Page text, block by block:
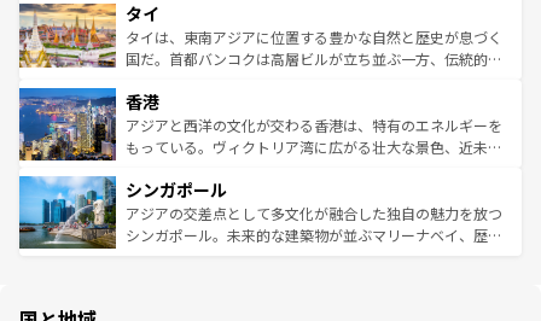
リティに包まれながら、韓国の多彩な魅力を心ゆくまで味
わってみてほしい。 なお、新着の韓国情報はコンテンツ一
覧を参照してほしい。
急速な発展と共に伝統が息づく。ハノイの古い町並みやホ
ーチミン市のフランス統治時代の建物も、独特の雰囲気を
醸し出している。また、バラエティの豊かさとおいしさで
とつ。フォーやバインミー、ベトナムコーヒーなどは、ぜ
ひ現地で味わいたい。どの地域を訪れてもあたたかい人々
が旅行者を迎えてくれるので、きっと忘れられない旅にな
参照してほしい。
タイ
タイは、東南アジアに位置する豊かな自然と歴史が息づく
国だ。首都バンコクは高層ビルが立ち並ぶ一方、伝統的な
の活気が交差している。北部ではチェンマイなどの山岳地
帯で自然と触れ合い、南部ではプーケットやクラビの美し
いビーチでリゾート気分を楽しむことができる。タイ料理
激する。気候は一年中温暖で、どの季節にも異なる楽しみ
が待っている。親しみやすいタイの人々、仏教を中心とし
た文化、そして多様な観光資源が、訪れる旅人を魅了し続
香港
アジアと西洋の文化が交わる香港は、特有のエネルギーを
もっている。ヴィクトリア湾に広がる壮大な景色、近未来
み、どこを訪れても感動するはず。観光スポットが密集し
ており、効率よく見どころを回れるのも魅力。息をのむよ
うな絶景から文化的な体験まで、香港を存分に楽しみ尽く
シンガポール
アジアの交差点として多文化が融合した独自の魅力を放つ
シンガポール。未来的な建築物が並ぶマリーナベイ、歴史